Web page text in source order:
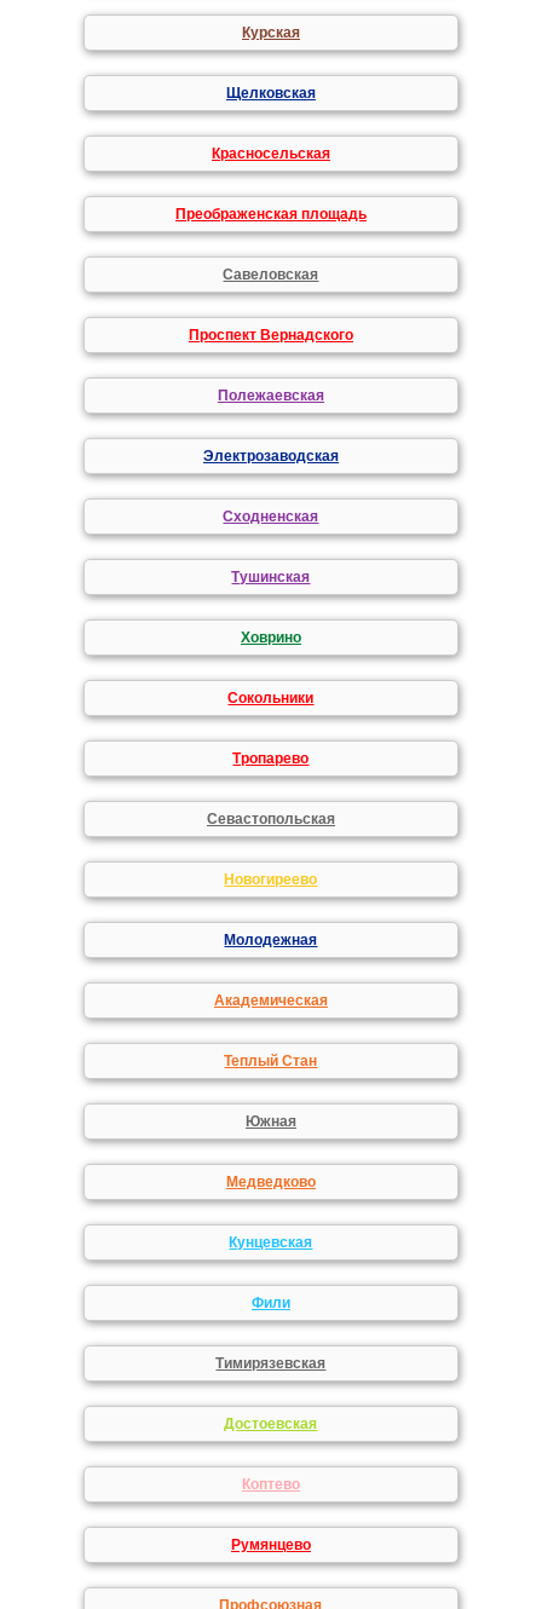
Курская
Щелковская
Красносельская
Преображенская площадь
Савеловская
Проспект Вернадского
Полежаевская
Электрозаводская
Сходненская
Тушинская
Ховрино
Сокольники
Тропарево
Севастопольская
Новогиреево
Молодежная
Академическая
Теплый Стан
Южная
Медведково
Кунцевская
Фили
Тимирязевская
Достоевская
Коптево
Румянцево
Профсоюзная